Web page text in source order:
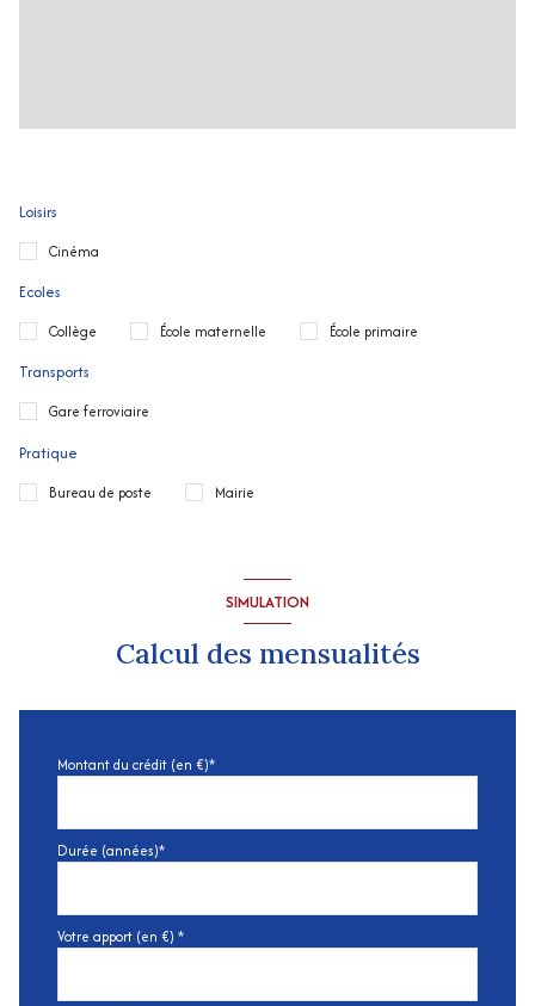
Loisirs
Cinéma
Ecoles
Collège École maternelle École primaire
Transports
Gare ferroviaire
Pratique
Bureau de poste Mairie
SIMULATION
Calcul des mensualités
Montant du crédit (en €)*
Durée (années)*
Votre apport (en €) *